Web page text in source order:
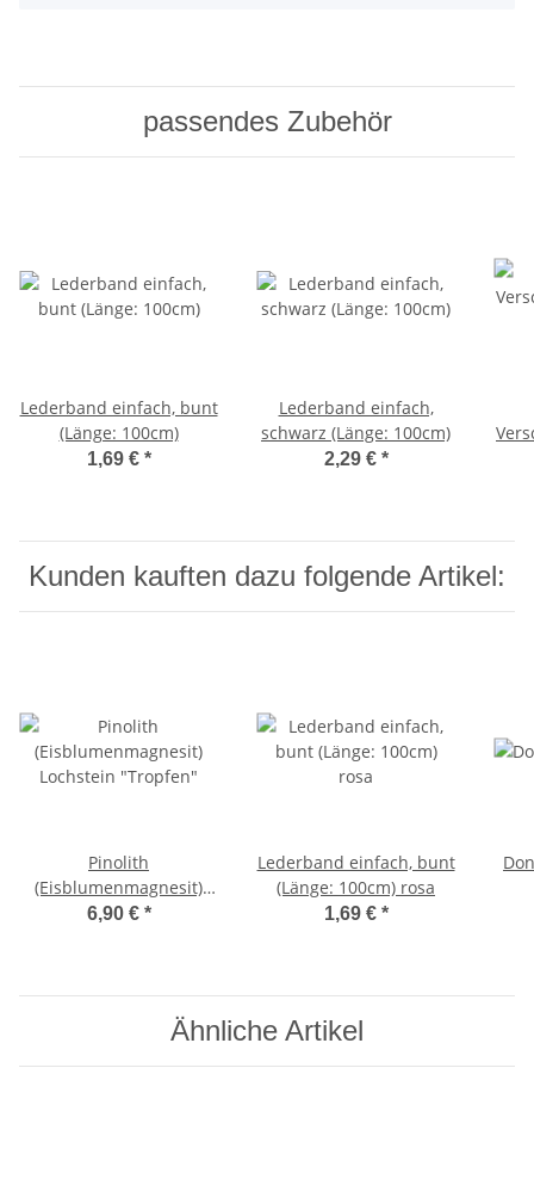
passendes Zubehör
Lederband einfach, bunt
(Länge: 100cm)
1,69 € *
Lederband einfach,
schwarz (Länge: 100cm)
2,29 € *
Kunden kauften dazu folgende Artikel:
Pinolith
(Eisblumenmagnesit)
Lochstein "Tropfen"
6,90 € *
Lederband einfach, bunt
(Länge: 100cm) rosa
1,69 € *
Ähnliche Artikel